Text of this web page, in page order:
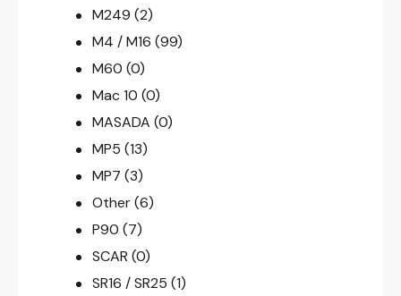
M249 (2)
M4 / M16 (99)
M60 (0)
Mac 10 (0)
MASADA (0)
MP5 (13)
MP7 (3)
Other (6)
P90 (7)
SCAR (0)
SR16 / SR25 (1)